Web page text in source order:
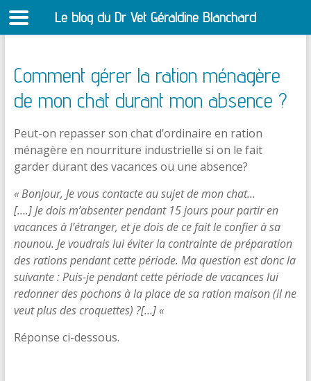
Comment gérer la ration ménagère
de mon chat durant mon absence ?
Peut-on repasser son chat d’ordinaire en ration
ménagère en nourriture industrielle si on le fait
garder durant des vacances ou une absence?
« Bonjour, Je vous contacte au sujet de mon chat…
[….] Je dois m’absenter pendant 15 jours pour partir en
vacances à l’étranger, et je dois de ce fait le confier à sa
nounou. Je voudrais lui éviter la contrainte de préparation
des rations pendant cette période. Ma question est donc la
suivante : Puis-je pendant cette période de vacances lui
redonner des pochons à la place de sa ration maison (il ne
veut plus des croquettes) ?[…] «
Réponse ci-dessous.
Le blog du Dr Vet Géraldine Blanchard